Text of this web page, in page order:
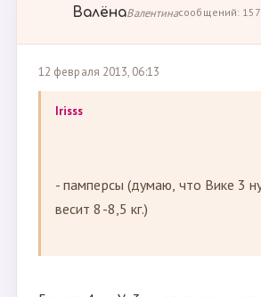
ВалёнаВалентинасообщений: 157
12 февраля 2013, 06:13
Irisss
- памперсы (думаю, что Вике 3
весит 8-8,5 кг.)